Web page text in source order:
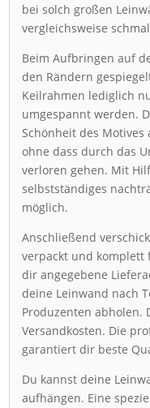
bei solch großen
vergleichsweise
Beim Aufbringen auf
den Rändern
Keilrahmen lediglich
umgespannt werden.
Schönheit des
ohne dass durch das
verloren gehen. Mit
selbstständiges
möglich.
Anschließend
verpackt und komplett
dir angegebene
deine Leinwand nach
Produzenten abholen.
Versandkosten. Die
garantiert dir beste
Du kannst deine
aufhängen. Eine